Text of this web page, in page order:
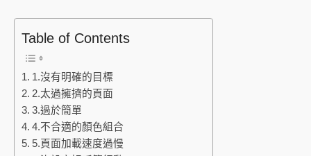
Table of Contents
1.沒有明確的目標
2.太過擁擠的頁面
3.過於簡單
4.不合適的顏色組合
5.頁面加載速度過慢